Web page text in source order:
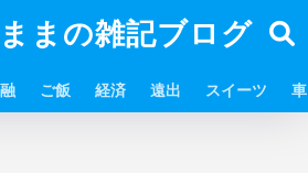
まの雑記ブログ
ご飯 経済 遠出 スイーツ 車